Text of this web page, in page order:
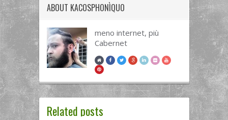
ABOUT KACOSPHONÌQUO
meno internet, più
Cabernet
Related posts